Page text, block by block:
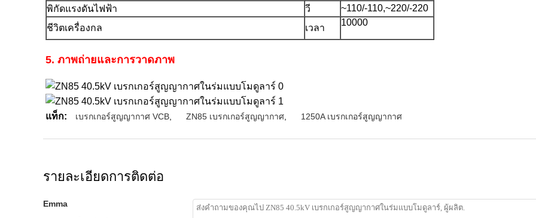
พิกัดแรงดันไฟฟ้า
วี
~110/-110,~220/-220
ชีวิตเครื่องกล
เวลา
10000
5. ภาพถ่ายและการวาดภาพ
แท็ก: เบรกเกอร์สูญญากาศ VCB ZN85 เบรกเกอร์สูญญากาศ 1250A เบรกเกอร์สูญญากาศ
รายละเอียดการติดต่อ
Emma